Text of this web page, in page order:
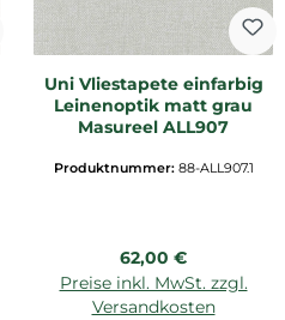
Uni Vliestapete einfarbig
Leinenoptik matt grau
Masureel ALL907
Produktnummer: 88-ALL907.1
Regulärer Preis:
62,00 €
Preise inkl. MwSt. zzgl.
Versandkosten